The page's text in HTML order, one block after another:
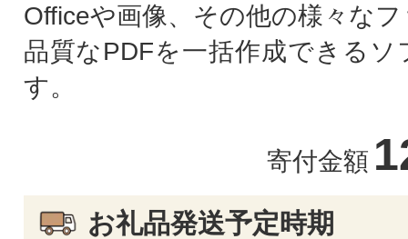
Officeや画像、その他の様々な
品質なPDFを一括作成できるソ
す。
寄付金額
お礼品発送予定時期